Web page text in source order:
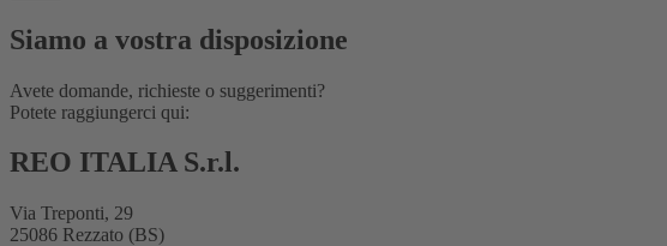
Siamo a vostra disposizione
Avete domande, richieste o suggerimenti?
Potete raggiungerci qui:
REO ITALIA S.r.l.
Via Treponti, 29
25086 Rezzato (BS)